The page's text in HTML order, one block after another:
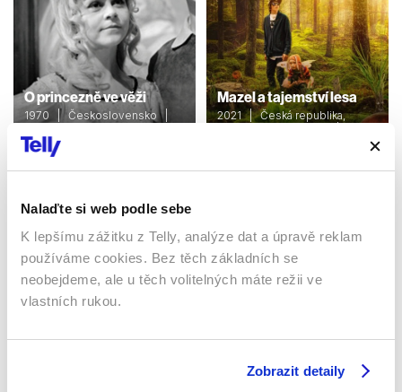
Nalaďte si web podle sebe
K lepšímu zážitku z Telly, analýze dat a úpravě reklam
používáme cookies. Bez těch základních se
neobejdeme, ale u těch volitelných máte režii ve
vlastních rukou.
Zobrazit detaily
O princezně ve věži
1970 | Československo |
Filmy / Rodinné / Dětské /
Pohádka
Mazel a tajemství lesa
2021 | Česká republika,
Sledujte kdekoliv až na 6 zařízeních
Sledovat internetovou televizi jde odkudkoliv
po celé EU, a to až na 6 zařízeních.